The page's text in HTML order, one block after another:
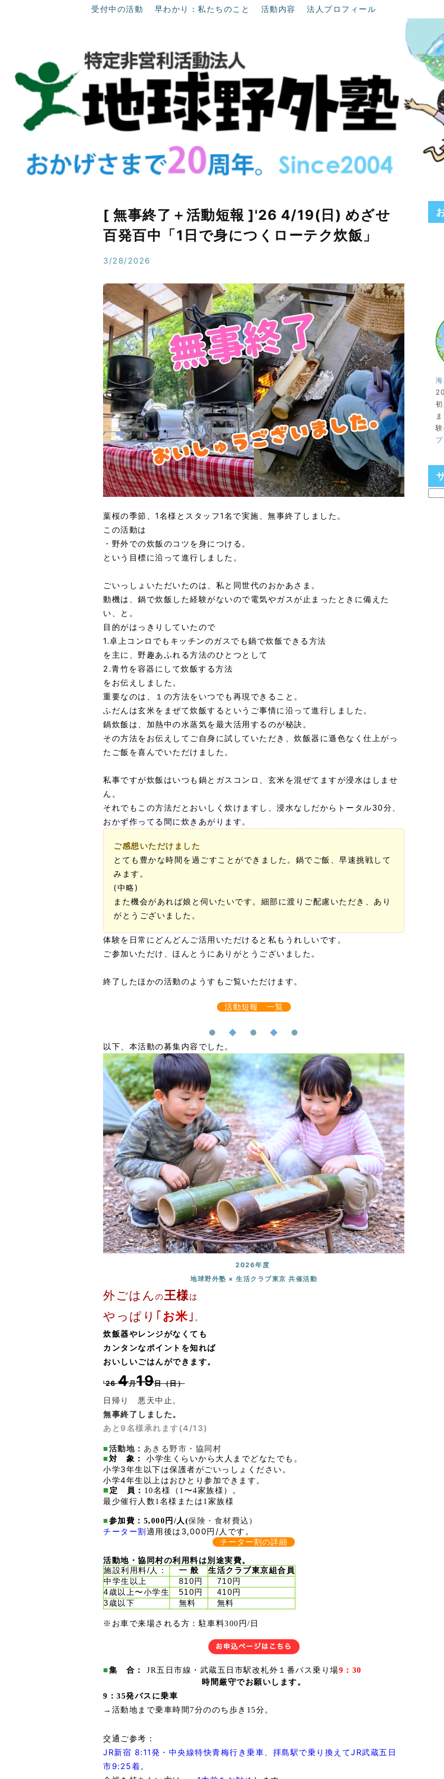
受付中の活動 早わかり：私たちのこと 活動内容 法人プロフィール
[ 無事終了＋活動短報 ]'26 4/19(日) めざせ
百発百中「1日で身につくローテク炊飯」
3/28/2026
葉桜の季節、1名様とスタッフ1名で実施、無事終了しました。
この活動は
・野外での炊飯のコツを身につける。
という目標に沿って進行しました。
ごいっしょいただいたのは、私と同世代のおかあさま。
動機は、鍋で炊飯した経験がないので電気やガスが止まったときに備えた
い、と。
目的がはっきりしていたので
1.卓上コンロでもキッチンのガスでも鍋で炊飯できる方法
を主に、野趣あふれる方法のひとつとして
2.青竹を容器にして炊飯する方法
をお伝えしました。
重要なのは、１の方法をいつでも再現できること。
ふだんは玄米をまぜて炊飯するというご事情に沿って進行しました。
鍋炊飯は、加熱中の水蒸気を最大活用するのが秘訣。
その方法をお伝えしてご自身に試していただき、炊飯器に遜色なく仕上がっ
たご飯を喜んでいただけました。
私事ですが炊飯はいつも鍋とガスコンロ、玄米を混ぜてますが浸水はしませ
ん。
それでもこの方法だとおいしく炊けますし、浸水なしだからトータル30分、
おかず作ってる間に炊きあがります。
ご感想いただけました
とても豊かな時間を過ごすことができました。鍋でご飯、早速挑戦して
みます。
(中略)
また機会があれば娘と伺いたいです。細部に渡りご配慮いただき、あり
がとうございました。
体験を日常にどんどんご活用いただけると私もうれしいです。
ご参加いただけ、ほんとうにありがとうございました。
終了したほかの活動のようすもご覧いただけます。
活動短報 一覧
● ◆ ● ◆
●
以下、本活動の募集内容でした。
2026年度
地球野外塾 × 生活クラブ東京 共催活動
外ごはん の王様は
やっぱり｢お米 ｣ 。
炊飯器やレンジがなくても
カンタンなポイントを知れば
おいしいごはんができます。
'264月19日（日）
日帰り 悪天中止。
無事終了しました。
あと9名様承れます(4/13)
■活動地： あきる野市・協同村
■対 象： 小学生くらいから大人までどなたでも。
小学3年生以下は保護者がごいっしょください。
小学4年生以上はおひとり参加できます。
■ 定 員： 10名様 （1〜4家族様） 。
最少催行人数1名様または1家族様
■参加費 ： 5,000 円/人(保険・食材費込)
チーター割適用後は3,000円/人です。
チーター割の詳細
活動地・協同村の利用料は別途実費。
施設利用料/人：
一 般 生活クラブ東京組合員
中学生以上
810円
710円
4歳以上〜小学生
510円
410円
3歳以下
無料 無料
※お車で来場される方：駐車料300円/日
■集 合： JR五日市線・武蔵五日市駅改札外１番バス乗り場9：30
時間厳守でお願いします。
9：35発バスに乗車
→ 活動地まで乗車時間7分ののち 歩き15分。
交通ご参考：
JR新宿 8:11発・中央線特快青梅行き乗車、拝島駅で乗り換えてJR武蔵五日
市9:25着。